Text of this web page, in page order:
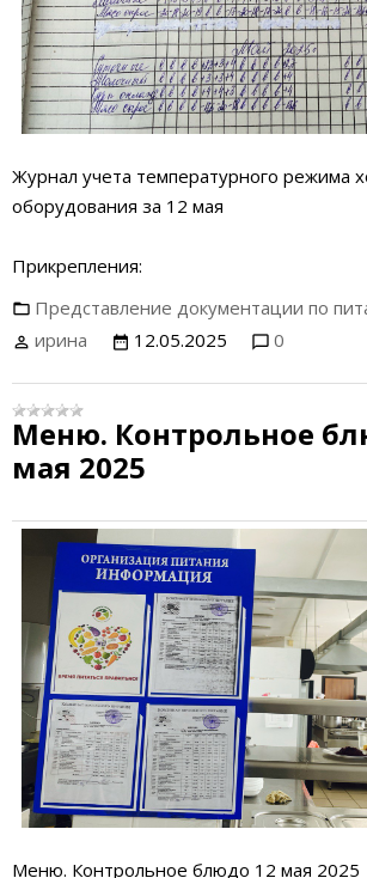
Журнал учета температурного режима
оборудования за 12 мая
Прикрепления:
Представление документации по
ирина
12.05.2025 0
Меню. Контрольное
мая 2025
Меню. Контрольное блюдо 12 мая 2025